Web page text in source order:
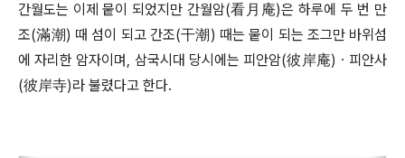
간월도는 이제 뭍이 되었지만 간월암(看月庵)은 하루에 두 번 만
조(滿潮) 때 섬이 되고 간조(干潮) 때는 뭍이 되는 조그만 바위섬
에 자리한 암자이며, 삼국시대 당시에는 피안암(彼岸庵) ㆍ 피안사
(彼岸寺)라 불렸다고 한다.